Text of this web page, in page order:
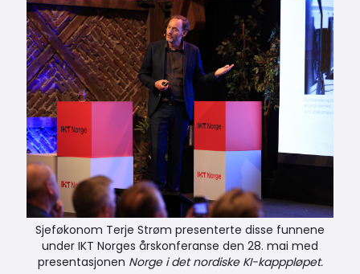
Sjeføkonom Terje Strøm presenterte disse funnene
under IKT Norges årskonferanse den 28. mai med
presentasjonen Norge i det nordiske KI-kapppløpet.